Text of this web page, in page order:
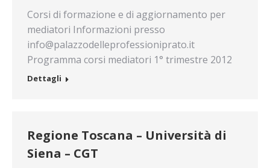
Corsi di formazione e di aggiornamento per
mediatori Informazioni presso
info@palazzodelleprofessioniprato.it
Programma corsi mediatori 1° trimestre 2012
Dettagli
Regione Toscana – Università di
Siena – CGT